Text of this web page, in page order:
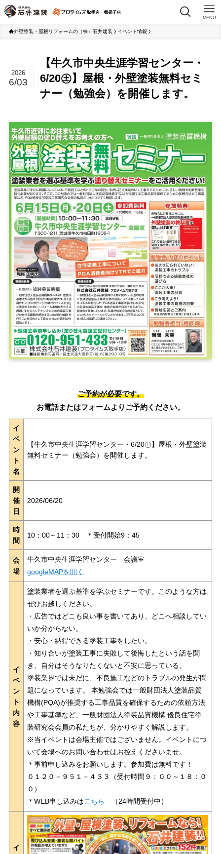
MENU
外壁塗装・屋根リフォームの（株）石井建装 イベント情報
【牛久市中央生涯学習センター・
6/20㊏】屋根・外壁塗装無料セミ
ナー（勉強会）を開催します。
2026
6/03
ご予約が必要です。
お電話またはフォームよりご予約ください。
イ
ベ
ン
ト
名
【牛久市中央生涯学習センター・6/20㊏】屋根・外壁塗装
無料セミナー（勉強会）を開催します。
開
催
日
2026/06/20
時
間
10：00～11：30 ＊受付開始9：45
会
場
牛久市中央生涯学習センター 会議室
googleMAPを開く
イ
ベ
ン
ト
内
容
塗装業者を選ぶ基準を学ぶセミナーです。このような方は
ぜひお越しください。
・広告ではどこも良い事を書いてあり、どこへ相談してい
いか分からない。
・安心・納得できる塗装工事をしたい。
・知り合いが塗装工事に失敗して後悔したという話を聞
き、自分はそうなりたくないと不安に思っている。
塗装業界では未だに、不良施工などのトラブルの発生が問
題になっています。 本勉強会では一般財団法人塗装品質
機構(PQA)が推奨する工事品質を確保するための依頼方法
や工事基準など、一般財団法人塗装品質機構 優良住宅塗
装研究会会員の私たちが、分かりやすく解説します。
※当イベントは会場主催ではございません。イベントにつ
いて会場へのお問い合わせはお控えくださいませ。
＊事前申し込みをお願いします。参加費は無料です！
０１２０－９５１－４３３（受付時間９：００～１８：０
０）
＊WEB申し込みはこちら （24時間受付中）
イ